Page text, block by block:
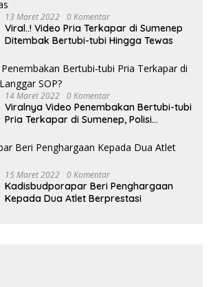
13 Maret 2022 0 Komentar
Viral..! Video Pria Terkapar di Sumenep
Ditembak Bertubi-tubi Hingga Tewas
14 Maret 2022 0 Komentar
Viralnya Video Penembakan Bertubi-tubi
Pria Terkapar di Sumenep, Polisi
15 Maret 2022 0 Komentar
Kadisbudporapar Beri Penghargaan
Kepada Dua Atlet Berprestasi